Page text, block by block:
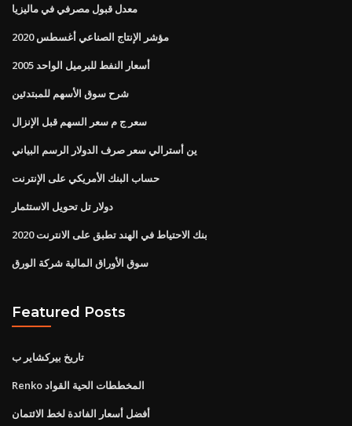
معدل قبول مصرفي في ماليزيا
مؤشر الإنتاج الصناعي أغسطس 2020
أسعار النفط للبرميل الواحد 2005
شرح سوق الأسهم للمبتدئين
سعر ج م سعر السهم قبل الإنزال
ين أسترالي سعر صرف الدولار الرسم البياني
حساب البنك الأمريكي على الإنترنت
دولار تل تحويل الاستثمار
بنك الاحتياط في الهند تطبق على الانترنت 2020
سوق الأوراق المالية شركة الورق
Featured Posts
تاريخ بيركشاير ب
Renko المخططات الحية القواد
أفضل أسعار الفائدة لخط الائتمان